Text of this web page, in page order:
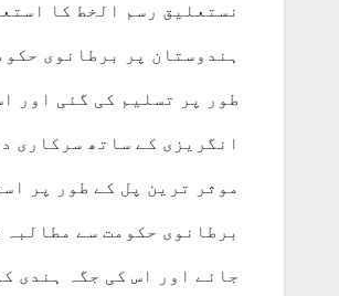
نستعلیق رسم الخط کا
ہندوستان پر برطانوی
طور پر تسلیم کی گئی اور
برطانوی حکومت سے
جائے اور اس كی جگہ ہندی